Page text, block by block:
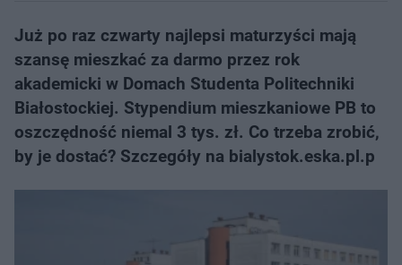
Już po raz czwarty najlepsi maturzyści mają
szansę mieszkać za darmo przez rok
akademicki w Domach Studenta Politechniki
Białostockiej. Stypendium mieszkaniowe PB to
oszczędność niemal 3 tys. zł. Co trzeba zrobić,
by je dostać? Szczegóły na bialystok.eska.pl.p